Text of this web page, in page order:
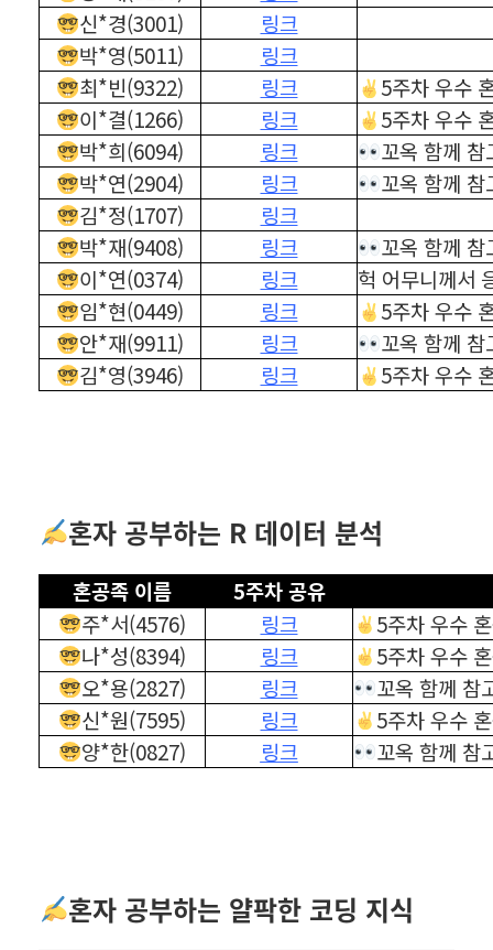
신*경(3001)
링크
박*영(5011)
링크
최*빈(9322)
링크
5주차 우수
이*결(1266)
링크
5주차 우수
박*희(6094)
링크
꼬옥 함께
박*연(2904)
링크
꼬옥 함께
김*정(1707)
링크
박*재(9408)
링크
꼬옥 함께
이*연(0374)
링크
헉 어무니께서
임*현(0449)
링크
5주차 우수
안*재(9911)
링크
꼬옥 함께
김*영(3946)
링크 5주차 우수
혼자 공부하는 R 데이터 분석
혼공족 이름 5주차 공유
주*서(4576) 링크
5주차 우수
나*성(8394)
링크
5주차 우수
오*용(2827)
링크
꼬옥 함께 참
신*원(7595)
링크
5주차 우수
양*한(0827)
링크 꼬옥 함께 참
혼자 공부하는 얄팍한 코딩 지식